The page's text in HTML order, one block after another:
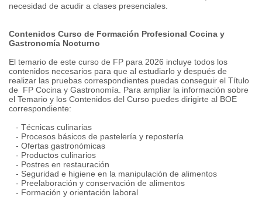
necesidad de acudir a clases presenciales.
Contenidos Curso de Formación Profesional Cocina y
Gastronomía Nocturno
El temario de este curso de FP para 2026 incluye todos los
contenidos necesarios para que al estudiarlo y después de
realizar las pruebas correspondientes puedas conseguir el Título
de FP Cocina y Gastronomía. Para ampliar la información sobre
el Temario y los Contenidos del Curso puedes dirigirte al BOE
correspondiente:
- Técnicas culinarias
- Procesos básicos de pastelería y repostería
- Ofertas gastronómicas
- Productos culinarios
- Postres en restauración
- Seguridad e higiene en la manipulación de alimentos
- Preelaboración y conservación de alimentos
- Formación y orientación laboral